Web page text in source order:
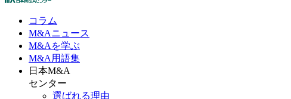
コラム
M&Aニュース
M&Aを学ぶ
M&A 用語集
日本M&A
センター
選ばれる理由